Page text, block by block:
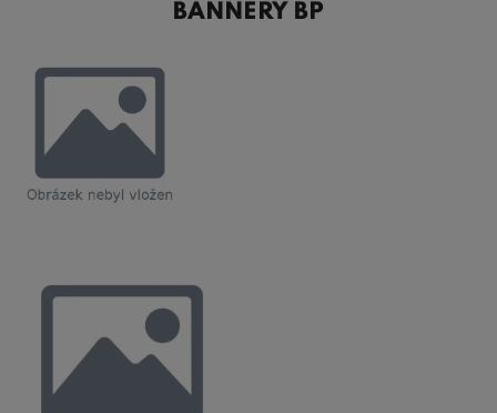
BANNERY BP